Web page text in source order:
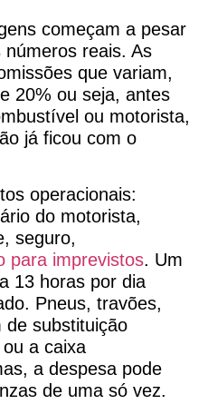
começam a pesar
reais. As
que variam,
20% ou seja, antes
ou motorista,
já ficou com o
operacionais:
do motorista,
seguro,
para imprevistos. Um
13 horas por dia
Pneus, travões,
de substituição
a caixa
a despesa pode
de uma só vez.